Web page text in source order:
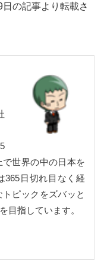
日の記事より転載さ
世界の中の日本を
365日切れ目なく経
ピックをズバッと
目指しています。